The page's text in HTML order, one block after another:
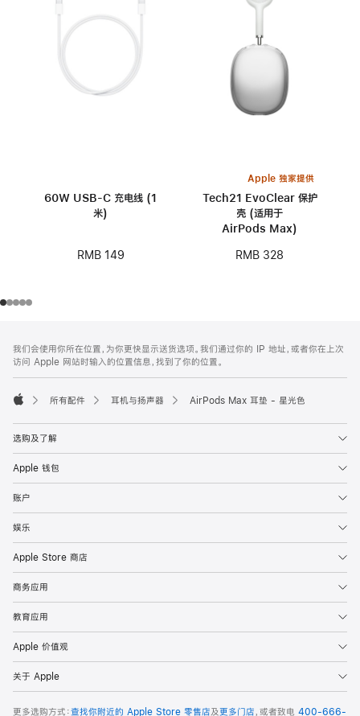
60W USB-C 充电线 (1
米)
RMB 149
Apple 独家提供
Tech21 EvoClear 保护
壳 (适用于
AirPods Max)
RMB 328
页
页
脚
注
我们会使用你所在位置，为你更快显示送货选项。我们通过你的 IP 地址，或者你在上次
访问 Apple 网站时输入的位置信息，找到了你的位置。
所有配件 耳机与扬声器 AirPods Max 耳垫 - 星光色
选购及了解
Apple 钱包
账户
娱乐
Apple Store 商店
商务应用
教育应用
Apple 价值观
关于 Apple
更多选购方式：查找你附近的 Apple Store 零售店及更多门店，或者致电 400-666-